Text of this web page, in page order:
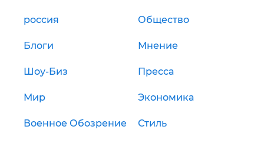
россия Общество
Блоги Мнение
Шоу-Биз Пресса
Мир Экономика
Военное Обозрение Стиль